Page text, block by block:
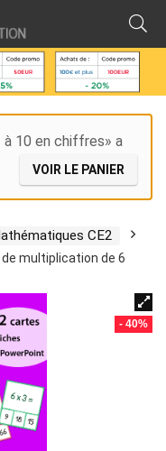
à 10 en chiffres» a
VOIR LE PANIER
CE2
multiplication de 6
- 40%